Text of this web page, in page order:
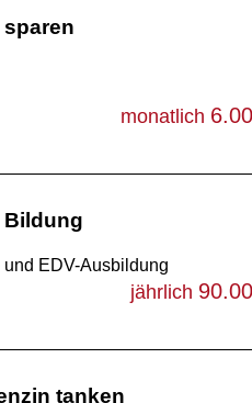
monatlich
Bildung
EDV-Ausbildung
jährlich
tanken